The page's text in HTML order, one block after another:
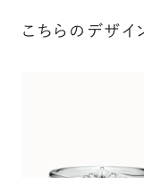
こちらのデザ